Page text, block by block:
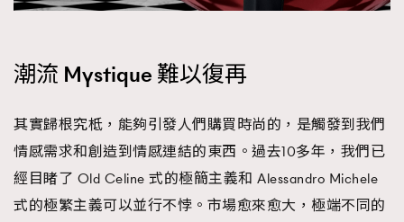
潮流 Mystique 難以復再
其實歸根究柢，能夠引發人們購買時尚的，是觸發到我們
情感需求和創造到情感連結的東西。過去10多年，我們已
經目睹了 Old Celine 式的極簡主義和 Alessandro Michele
式的極繁主義可以並行不悖。市場愈來愈大，極端不同的